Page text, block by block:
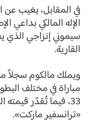
في المقابل، يغيب عن
الإله المالكي بداعي
سيموني إنزاجي الذي
القارية.
«ترانسفير ماركت».